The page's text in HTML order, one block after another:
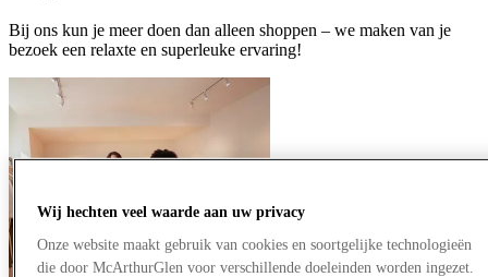
Bij ons kun je meer doen dan alleen shoppen – we maken van je
bezoek een relaxte en superleuke ervaring!
Wij hechten veel waarde aan uw privacy
Onze website maakt gebruik van cookies en soortgelijke technologieën
die door McArthurGlen voor verschillende doeleinden worden ingezet.